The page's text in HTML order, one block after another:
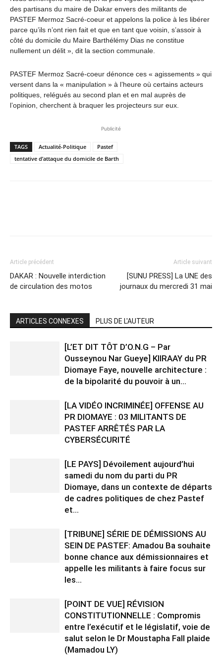
des partisans du maire de Dakar envers des militants de
PASTEF Mermoz Sacré-coeur et appelons la police à les libérer
parce qu’ils n’ont rien fait et que en tant que voisin, s’assoir à
côté du domicile du Maire Barthélémy Dias ne constitue
nullement un délit », dit la section communale.
PASTEF Mermoz Sacré-coeur dénonce ces « agissements » qui
versent dans la « manipulation » à l’heure où certains acteurs
politiques, relégués au second plan et en mal auprès de
l’opinion, cherchent à braquer les projecteurs sur eux.
Publicité
TAGS Actualité-Politique
Pastef
tentative d’attaque du domicile de Barth
Article précédent
DAKAR : Nouvelle interdiction
de circulation des motos
Article suivant
[SUNU PRESS] La UNE des
journaux du mercredi 31 mai
ARTICLES CONNEXES PLUS DE L'AUTEUR
[L’ET DIT TÔT D’O.N.G – Par
Ousseynou Nar Gueye] KIIRAAY du PR
Diomaye Faye, nouvelle architecture :
de la bipolarité du pouvoir à un...
[LA VIDÉO INCRIMINÉE] OFFENSE AU
PR DIOMAYE : 03 MILITANTS DE
PASTEF ARRÊTÉS PAR LA
CYBERSÉCURITÉ
[LE PAYS] Dévoilement aujourd’hui
samedi du nom du parti du PR
Diomaye, dans un contexte de départs
de cadres politiques de chez Pastef
et...
[TRIBUNE] SÉRIE DE DÉMISSIONS AU
SEIN DE PASTEF: Amadou Ba souhaite
bonne chance aux démissionnaires et
appelle les militants à faire focus sur
les...
[POINT DE VUE] RÉVISION
CONSTITUTIONNELLE : Compromis
entre l’exécutif et le législatif, voie de
salut selon le Dr Moustapha Fall plaide
(Mamadou LY)